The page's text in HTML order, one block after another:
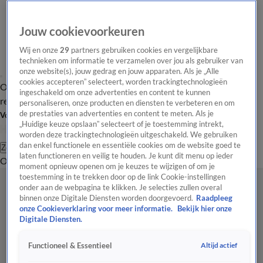
Overzicht Laatste nieuws Regionieuws Het beste van Hart
Tip de
redactie
Volg Hart van Nederland
Zoeken
OverzichtRegioUitzendingenWeerTip de redactiePanelVideo's
Jouw cookievoorkeuren
Wij en onze29 partners gebruiken cookies en vergelijkbare
technieken om informatie te verzamelen over jou als gebruiker van
onze website(s), jouw gedrag en jouw apparaten. Als je „Alle
cookies accepteren” selecteert, worden trackingtechnologieën
ingeschakeld om onze advertenties en content te kunnen
personaliseren, onze producten en diensten te verbeteren en om
de prestaties van advertenties en content te meten. Als je
„Huidige keuze opslaan” selecteert of je toestemming intrekt,
worden deze trackingtechnologieën uitgeschakeld. We gebruiken
dan enkel functionele en essentiële cookies om de website goed te
laten functioneren en veilig te houden. Je kunt dit menu op ieder
moment opnieuw openen om je keuzes te wijzigen of om je
toestemming in te trekken door op de link Cookie-instellingen
onder aan de webpagina te klikken. Je selecties zullen overal
binnen onze Digitale Diensten worden doorgevoerd. Raadpleeg
onze Cookieverklaring voor meer informatie.
Bekijk hier onze
Digitale Diensten.
Functioneel & Essentieel Altijd actief